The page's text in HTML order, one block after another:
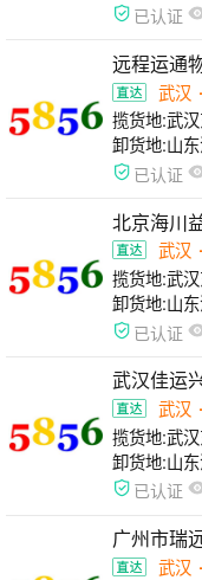
已认证
远程运通
武汉
揽货地:武汉
卸货地:山
已认证
北京海川
武汉
揽货地:武
卸货地:山
已认证
武汉佳运
武汉
揽货地:武汉
卸货地:山
已认证
广州市瑞
武汉